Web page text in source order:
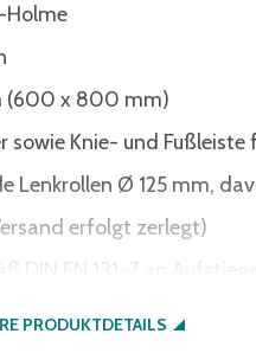
Holme
(600 x 800 mm)
sowie Knie- und
Lenkrollen Ø 125 mm,
erfolgt zerlegt)
DIN EN 131-7 an
und
PRODUKTDETAILS